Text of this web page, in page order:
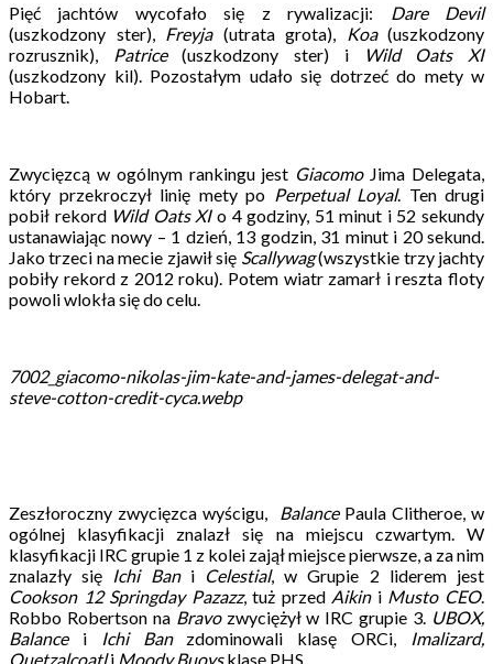
Pięć jachtów wycofało się z rywalizacji: Dare Devil
(uszkodzony ster), Freyja(utrata grota), Koa(uszkodzony
rozrusznik),
Patrice(uszkodzony ster) i
Wild Oats XI
(uszkodzony kil). Pozostałym udało się dotrzeć do mety w
Hobart.
Zwycięzcą w ogólnym rankingu jest GiacomoJima Delegata,
który przekroczył linię mety po Perpetual Loyal. Ten drugi
pobił rekord Wild Oats XIo 4 godziny, 51 minut i 52 sekundy
ustanawiając nowy – 1 dzień, 13 godzin, 31 minut i 20 sekund.
Jako trzeci na mecie zjawił się Scallywag(wszystkie trzy jachty
pobiły rekord z 2012 roku). Potem wiatr zamarł i reszta floty
powoli wlokła się do celu.
7002_giacomo-nikolas-jim-kate-and-james-delegat-and-
steve-cotton-credit-cyca.webp
Zeszłoroczny zwycięzca wyścigu, BalancePaula Clitheroe, w
ogólnej klasyfikacji znalazł się na miejscu czwartym. W
klasyfikacji IRC grupie 1 z kolei zajął miejsce pierwsze, a za nim
znalazły się Ichi Bani Celestial, w Grupie 2 liderem jest
Cookson 12 Springday Pazazz, tuż przed Aikini Musto CEO.
Robbo Robertson na Bravozwyciężył w IRC grupie 3. UBOX,
Balance i Ichi Banzdominowali klasę ORCi,
Imalizard,
Quetzalcoatli Moody Buoysklasę PHS.